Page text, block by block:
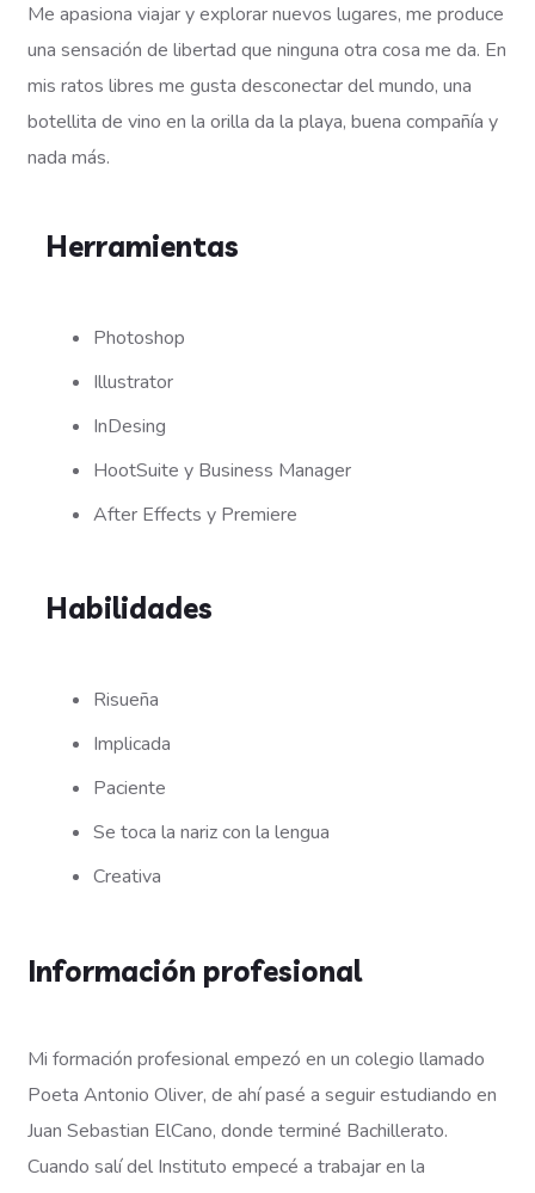
Me apasiona viajar y explorar nuevos lugares, me produce
una sensación de libertad que ninguna otra cosa me da. En
mis ratos libres me gusta desconectar del mundo, una
botellita de vino en la orilla da la playa, buena compañía y
nada más.
Herramientas
Photoshop
Illustrator
InDesing
HootSuite y Business Manager
After Effects y Premiere
Habilidades
Risueña
Implicada
Paciente
Se toca la nariz con la lengua
Creativa
Información profesional
Mi formación profesional empezó en un colegio llamado
Poeta Antonio Oliver, de ahí pasé a seguir estudiando en
Juan Sebastian ElCano, donde terminé Bachillerato.
Cuando salí del Instituto empecé a trabajar en la